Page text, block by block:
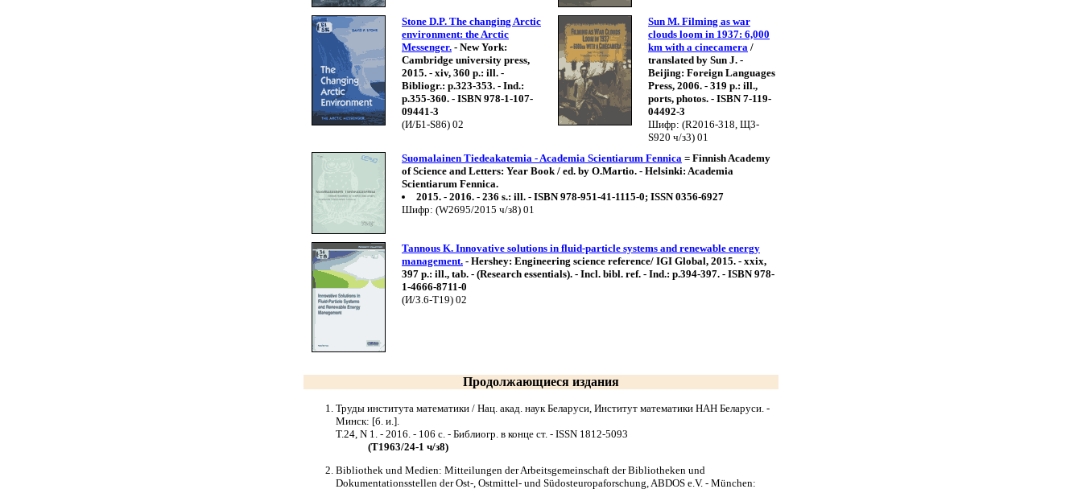
Stone D.P. The changing Arctic
environment: the Arctic
Messenger. - New York:
Cambridge university press,
2015. - xiv, 360 p.: ill. -
Bibliogr.: p.323-353. - Ind.:
p.355-360. - ISBN 978-1-107-
09441-3
(И/Б1-S86) 02
Sun M. Filming as war
clouds loom in 1937: 6,000
km with a cinecamera /
translated by Sun J. -
Beijing: Foreign Languages
Press, 2006. - 319 p.: ill.,
ports, photos. - ISBN 7-119-
04492-3
Шифр: (R2016-318, Щ3-
S920 ч/з3) 01
Suomalainen Tiedeakatemia - Academia Scientiarum Fennica = Finnish Academy
of Science and Letters: Year Book / ed. by O.Martio. - Helsinki: Academia
Scientiarum Fennica.
2015. - 2016. - 236 s.: ill. - ISBN 978-951-41-1115-0; ISSN 0356-6927
Шифр: (W2695/2015 ч/з8) 01
Tannous K. Innovative solutions in fluid-particle systems and renewable energy
management. - Hershey: Engineering science reference/ IGI Global, 2015. - xxix,
397 p.: ill., tab. - (Research essentials). - Incl. bibl. ref. - Ind.: p.394-397. - ISBN 978-
1-4666-8711-0
(И/З.6-T19) 02
Продолжающиеся издания
Труды института математики / Нац. акад. наук Беларуси, Институт математики НАН Беларуси. -
Минск: [б. и.].
Т.24, N 1. - 2016. - 106 с. - Библиогр. в конце ст. - ISSN 1812-5093
(Т1963/24-1 ч/з8)
Bibliothek und Medien: Mitteilungen der Arbeitsgemeinschaft der Bibliotheken und
Dokumentationsstellen der Ost-, Ostmittel- und Südosteuropaforschung, ABDOS e.V. - München: